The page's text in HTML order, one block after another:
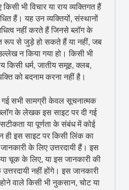
भी विचार या राय व्यक्तिगत हैं
हैं। यह उन व्यक्तियों, संस्थानों
नहीं करते हैं जिनसे ब्लॉग के
रूप से जुड़े हो सकते हैं या नहीं, जब
न किया गया हो। किसी भी
किसी धर्म, जातीय समूह, क्लब,
को बदनाम करना नहीं है।
गई सभी सामग्री केवल सूचनात्मक
के लेखक इस साइट पर दी गई
या पूर्णता के संबंध में कोई
ही इस साइट पर किसी लिंक का
के लिए उत्तरदायी हैं। इस
चूक के लिए, या इस जानकारी की
नहीं होंगे। इस जानकारी
वाले किसी भी नुकसान, चोट या